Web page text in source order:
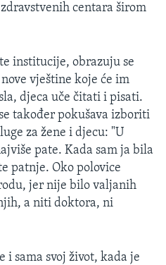
centara širom
institucije, obrazuju se
vještine koje će im
djeca uče čitati i pisati.
također pokušava izboriti
za žene i djecu: "U
pate. Kada sam ja bila
patnje. Oko polovice
jer nije bilo valjanih
a niti doktora, ni
i sama svoj život, kada je